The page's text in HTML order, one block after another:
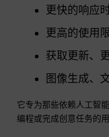
更快的响应
更高的使用
获取更新、
图像生成、
它专为那些依赖人工智
编程或完成创意任务的